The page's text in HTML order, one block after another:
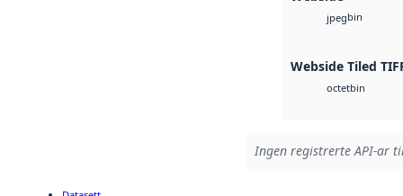
jpegbin
Webside Tiled
octetbin
Ingen registrerte API-ar